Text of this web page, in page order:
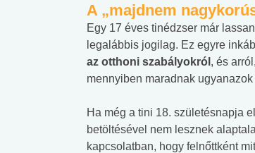
A „majdnem
Egy 17 éves tinédzser már
legalábbis jogilag. Ez egyre
az otthoni szabályokról , és
mennyiben maradnak
Ha még a tini 18. születésnapja
betöltésével nem lesznek
kapcsolatban, hogy felnőttként